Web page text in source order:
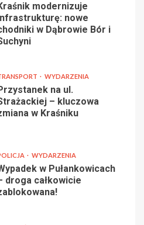
modernizuje
nowe
w Dąbrowie Bór i
WYDARZENIA
na ul.
– kluczowa
w Kraśniku
WYDARZENIA
w Pułankowicach
droga całkowicie